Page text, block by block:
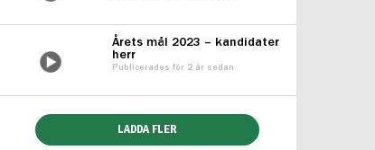
Årets mål 2023 – kandidater
herr
Publicerades för 2 år sedan
LADDA FLER